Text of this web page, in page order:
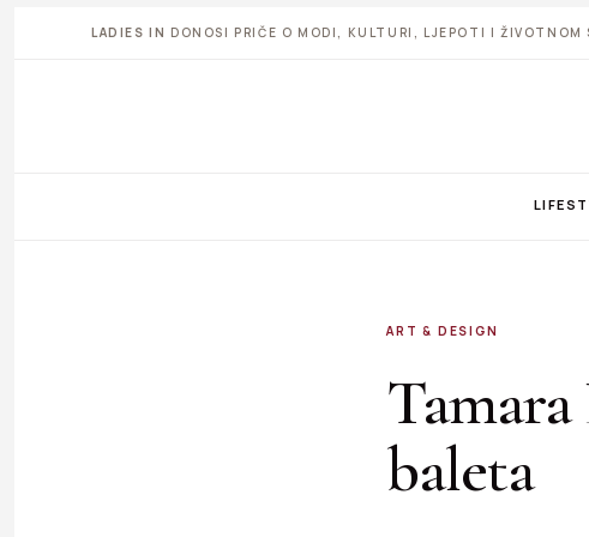
LADIES IN DONOSI PRIČE O MODI, KULTURI, LJEPOTI I ŽIVOTNOM
ART & DESIGN
baleta